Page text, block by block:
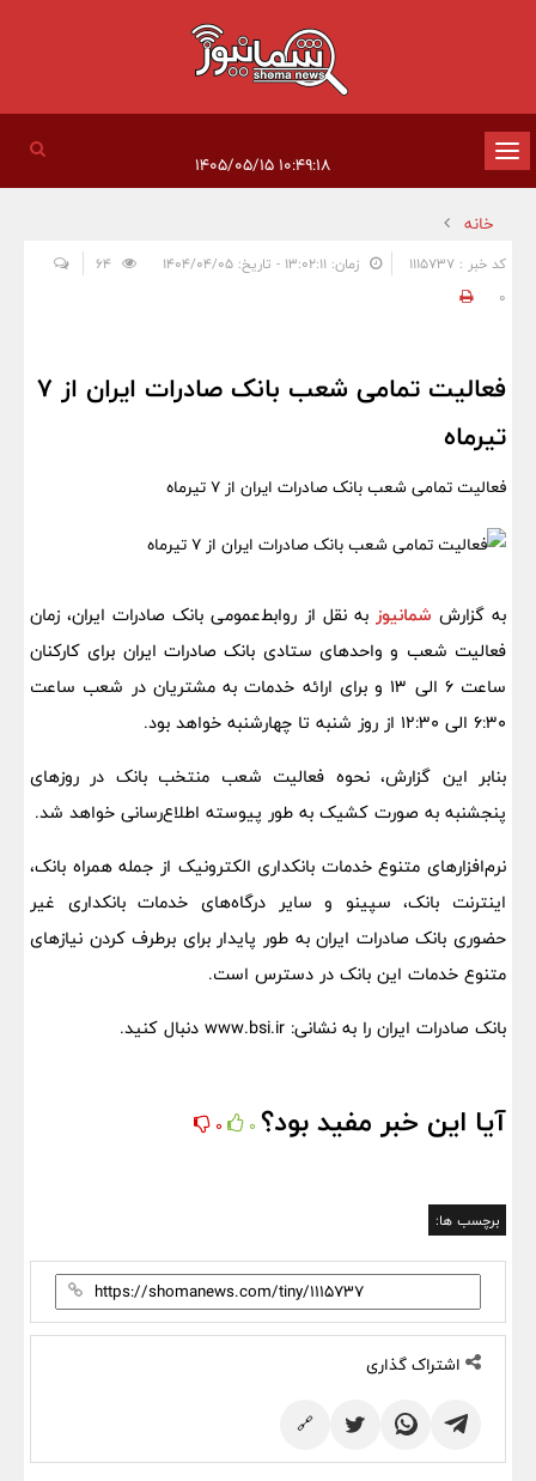
تغییر
وضعیت
ناوبری
خانه
کد خبر : 1115737 زمان: ۱۳:۰۲:۱۱ - تاریخ: ۱۴۰۴/۰۴/۰۵
0
فعالیت تمامی شعب بانک صادرات ایران از ۷
تیرماه
فعالیت تمامی شعب بانک صادرات ایران از ۷ تیرماه
به گزارش شمانیوزبه نقل از روابط‌عمومی بانک صادرات ایران، زمان
فعالیت شعب و واحدهای ستادی بانک صادرات ایران برای کارکنان
ساعت ۶ الی ۱۳ و برای ارائه خدمات به مشتریان در شعب ساعت
۶:۳۰ الی ۱۲:۳۰ از روز شنبه تا چهارشنبه خواهد بود.
بنابر این گزارش، نحوه فعالیت شعب منتخب بانک در روزهای
پنجشنبه به صورت کشیک به طور پیوسته اطلاع‌رسانی خواهد شد.
نرم‌افزارهای متنوع خدمات بانکداری الکترونیک از جمله همراه‌ بانک،
اینترنت‌ بانک، سپینو و سایر درگاه‌های خدمات بانکداری غیر
حضوری بانک صادرات ایران به طور پایدار برای برطرف کردن نیازهای
متنوع خدمات این بانک در دسترس است.
بانک صادرات ایران را به نشانی: www.bsi.ir​ دنبال کنید.
آیا این خبر مفید بود؟ 0
0
برچسب ها:
اشتراک گذاری
🔗